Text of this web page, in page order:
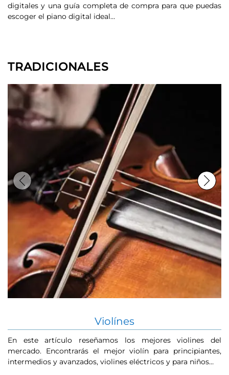
digitales y una guía completa de compra para que puedas
escoger el piano digital ideal…
TRADICIONALES
Previous
Violínes
En este artículo reseñamos los mejores violines del
mercado. Encontrarás el mejor violín para principiantes,
intermedios y avanzados, violines eléctricos y para niños…
Next